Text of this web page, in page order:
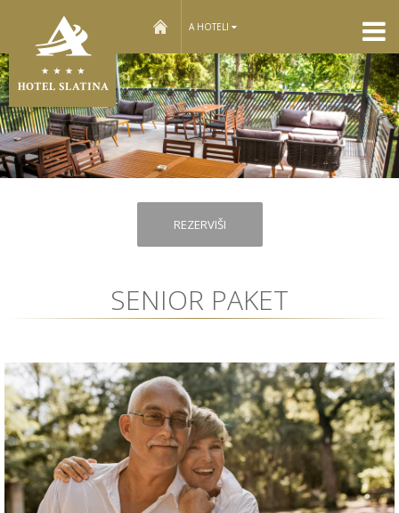
home A HOTELI
REZERVIŠI
SENIOR PAKET